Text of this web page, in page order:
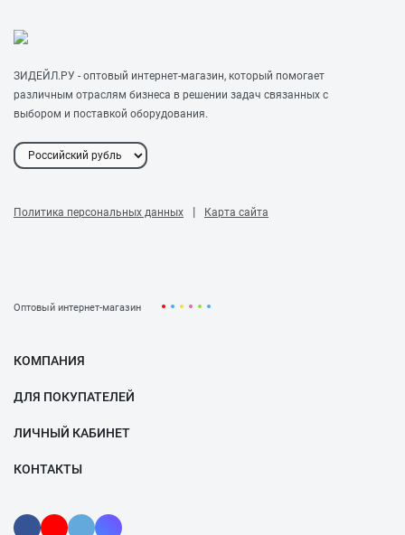
Ширина вил :
Длина вил : мм 1150
Класс точности
ЗИДЕЙЛ.РУ - оптовый интернет-магазин, который помогает
различным отраслям бизнеса в решении задач связанных с
выбором и поставкой оборудования.
Политика персональных данных | Карта сайта
Оптовый интернет-магазин
КОМПАНИЯ
ДЛЯ ПОКУПАТЕЛЕЙ
ЛИЧНЫЙ КАБИНЕТ
КОНТАКТЫ